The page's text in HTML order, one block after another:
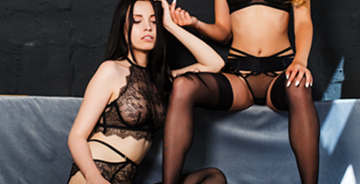
Mrsleyla4343, 38
Domino dama sa svojom robinjom radi
zajedno seanse , Samo ozbiljni
rezervacija obavezna
Beograd
Vilimseks, 39